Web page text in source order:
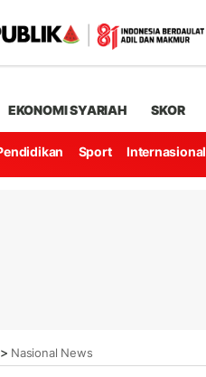
EKONOMI SYARIAH SKOR
Sport Internasional
> Nasional News